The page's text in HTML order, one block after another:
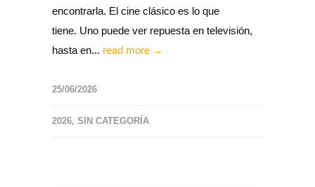
encontrarla. El cine clásico es lo que
tiene. Uno puede ver repuesta en televisión,
hasta en... read more →
25/06/2026
2026, SIN CATEGORÍA